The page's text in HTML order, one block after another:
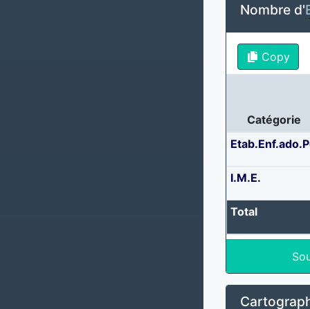
Nombre d'
Copy
Catégorie
I.M.E.
Total